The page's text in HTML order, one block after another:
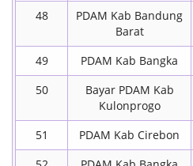
48
PDAM Kab Bandung
Barat
49 PDAM Kab Bangka
50
Bayar PDAM Kab
Kulonprogo
51 PDAM Kab Cirebon